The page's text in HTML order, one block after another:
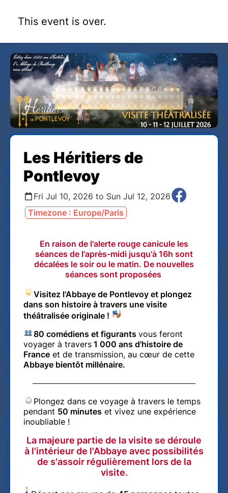
This event is over.
Les Héritiers de
Pontlevoy
Fri Jul 10, 2026 to Sun Jul 12, 2026
Timezone : Europe/Paris
En raison de l'alerte rouge canicule les
séances de l'après-midi jusqu'à 16h sont
décalées le soir ou le matin. De nouvelles
séances sont proposées
Visitez l'Abbaye de Pontlevoy et plongez
dans son histoire à travers une visite
théâtralisée originale !
80 comédiens et figurants vous feront
voyager à travers 1 000 ans d'histoire de
France et de transmission, au cœur de cette
Abbaye bientôt millénaire.
Plongez dans ce voyage à travers le temps
pendant 50 minutes et vivez une expérience
inoubliable !
La majeure partie de la visite se déroule
à l'intérieur de l'Abbaye avec possibilités
de s'assoir régulièrement lors de la
visite.